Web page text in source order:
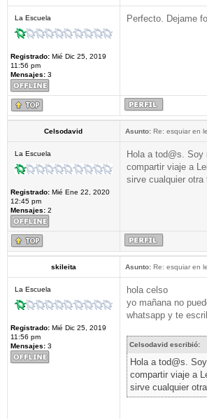
La Escuela
Registrado:Mié Dic 25, 2019
11:56 pm
Mensajes:3
Perfecto. Dejame
Celsodavid Asunto:Re: esquiar en
La Escuela
Registrado:Mié Ene 22, 2020
12:45 pm
Mensajes:2
Hola a tod@s. Soy
compartir viaje a
sirve cualquier otra
skileita Asunto:Re: esquiar en
La Escuela
Registrado:Mié Dic 25, 2019
11:56 pm
Mensajes:3
hola celso
yo mañana no
whatsapp y te
Celsodavid escribió:
Hola a tod@s.
compartir viaje a
sirve cualquier